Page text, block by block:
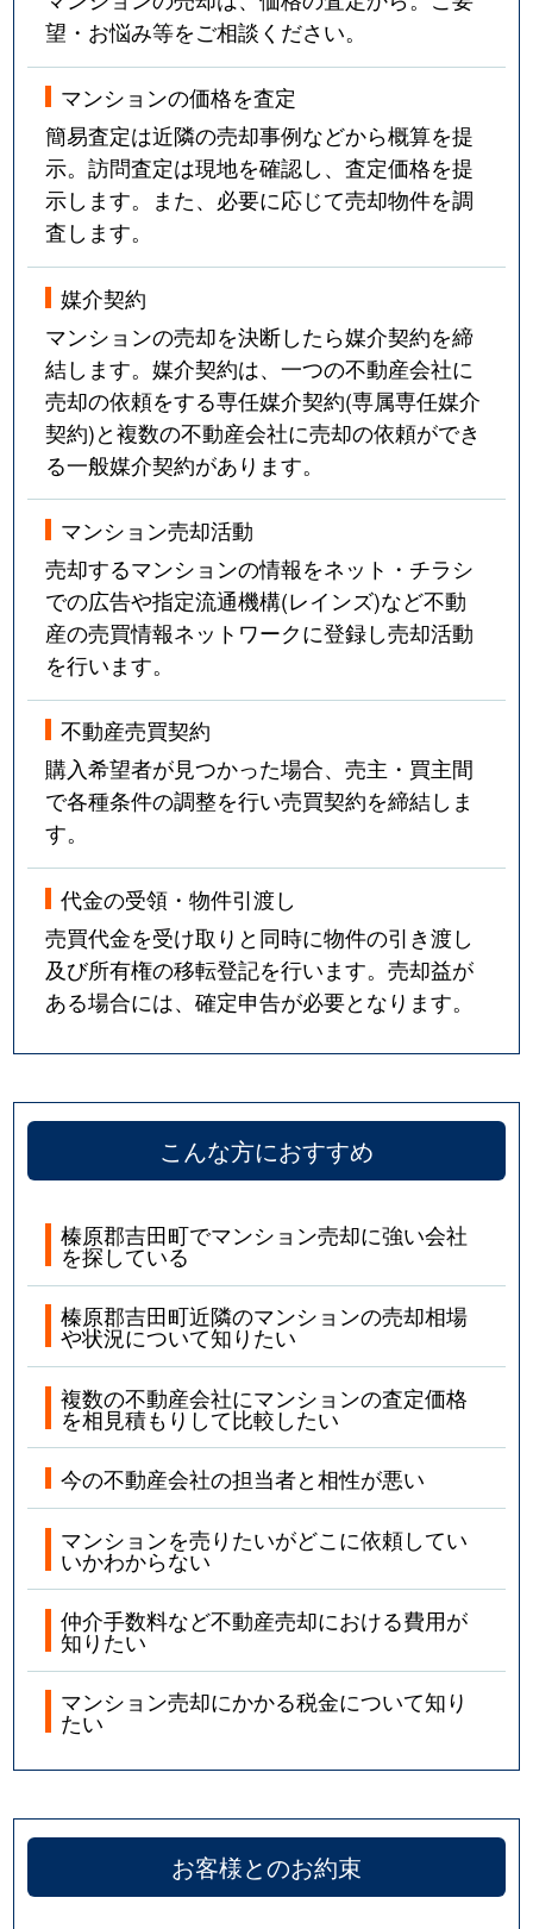
望・お悩み等をご相談ください。
マンションの価格を査定
簡易査定は近隣の売却事例などから概算を提
示。訪問査定は現地を確認し、査定価格を提
示します。また、必要に応じて売却物件を調
査します。
媒介契約
マンションの売却を決断したら媒介契約を締
結します。媒介契約は、一つの不動産会社に
売却の依頼をする専任媒介契約(専属専任媒介
契約)と複数の不動産会社に売却の依頼ができ
る一般媒介契約があります。
マンション売却活動
売却するマンションの情報をネット・チラシ
での広告や指定流通機構(レインズ)など不動
産の売買情報ネットワークに登録し売却活動
を行います。
不動産売買契約
購入希望者が見つかった場合、売主・買主間
で各種条件の調整を行い売買契約を締結しま
す。
代金の受領・物件引渡し
売買代金を受け取りと同時に物件の引き渡し
及び所有権の移転登記を行います。売却益が
ある場合には、確定申告が必要となります。
こんな方におすすめ
榛原郡吉田町でマンション売却に強い会社
を探している
榛原郡吉田町近隣のマンションの売却相場
や状況について知りたい
複数の不動産会社にマンションの査定価格
を相見積もりして比較したい
今の不動産会社の担当者と相性が悪い
マンションを売りたいがどこに依頼してい
いかわからない
仲介手数料など不動産売却における費用が
知りたい
マンション売却にかかる税金について知り
たい
お客様とのお約束